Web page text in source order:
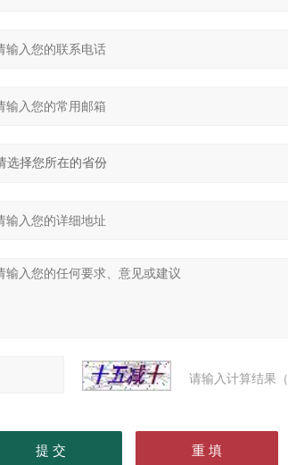
请输入计算结果